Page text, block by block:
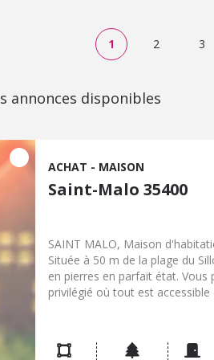
1 2 3
annonces disponibles
ACHAT - MAISON
Saint-Malo 35400
SAINT MALO, Maison
Située à 50 m de la plage du
en pierres en parfait état. Vous
privilégié où tout est
buanderie et wc au RDC Deux
wc à l'étage. Jardin/terrasse